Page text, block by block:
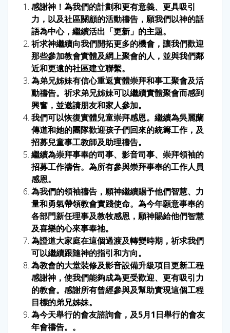
感謝神！為我們的計劃和更有意義、更具吸引
力，以及社區關顧的活動禱告，願我們以神的話
語為中心，繼續活出「更新」的主題。
祈求神繼續向我們開拓更多的機會，讓我們歡迎
那些參加教會實體及網上聚會的人，並與我們鄰
近和更遠的社區建立聯繫。
為弟兄姊妹有信心重返實體崇拜和事工聚會及活
動禱告。祈求弟兄姊妹可以繼續實體聚會而感到
興奮，並邀請朋友和家人參加。
我們可以恢復實體兒童崇拜感恩。繼續為吳麗蘭
傳道和她的團隊歡迎孩子們回來的統籌工作，及
招募兒童事工教師及助理禱告。
繼續為崇拜事奉的司事、影音司事、崇拜領袖的
招募工作禱告。為所有參與崇拜事奉的工作人員
感恩。
為我們的領袖禱告，願神繼續賜予他們智慧、力
量和勇氣帶領教會實踐使命。為今年願意事奉的
各部門新任理事及教牧感恩，願神賜給他們智慧
及喜樂的心來事奉祂。
為證道大家庭在這個過渡及轉變時期，祈求我們
可以繼續跟隨神的指引和方向。
為教會的大堂裝修及影音設備升級項目更新工程
感謝神，使我們能夠成為更受歡迎、更有吸引力
的教會。感謝所有曾經參與及幫助實現這個工程
目標的弟兄姊妹。
為今天舉行的會友諮詢會，及5月1日舉行的會友
年會禱告。。